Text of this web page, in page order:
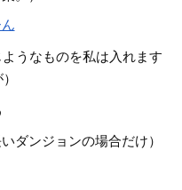
うなものを私は入れます
ダンジョンの場合だけ）